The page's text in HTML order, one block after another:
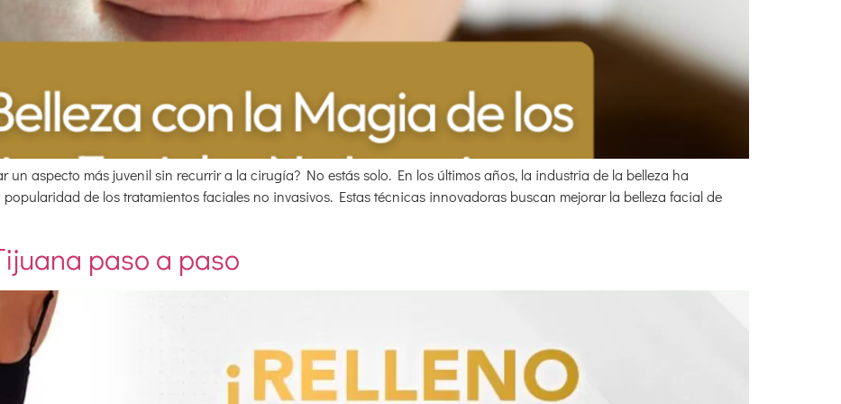
un aspecto más juvenil sin recurrir a la cirugía? No estás solo. En los últimos años, la industria de la belleza ha
de los tratamientos faciales no invasivos. Estas técnicas innovadoras buscan mejorar la belleza facial de
paso a paso